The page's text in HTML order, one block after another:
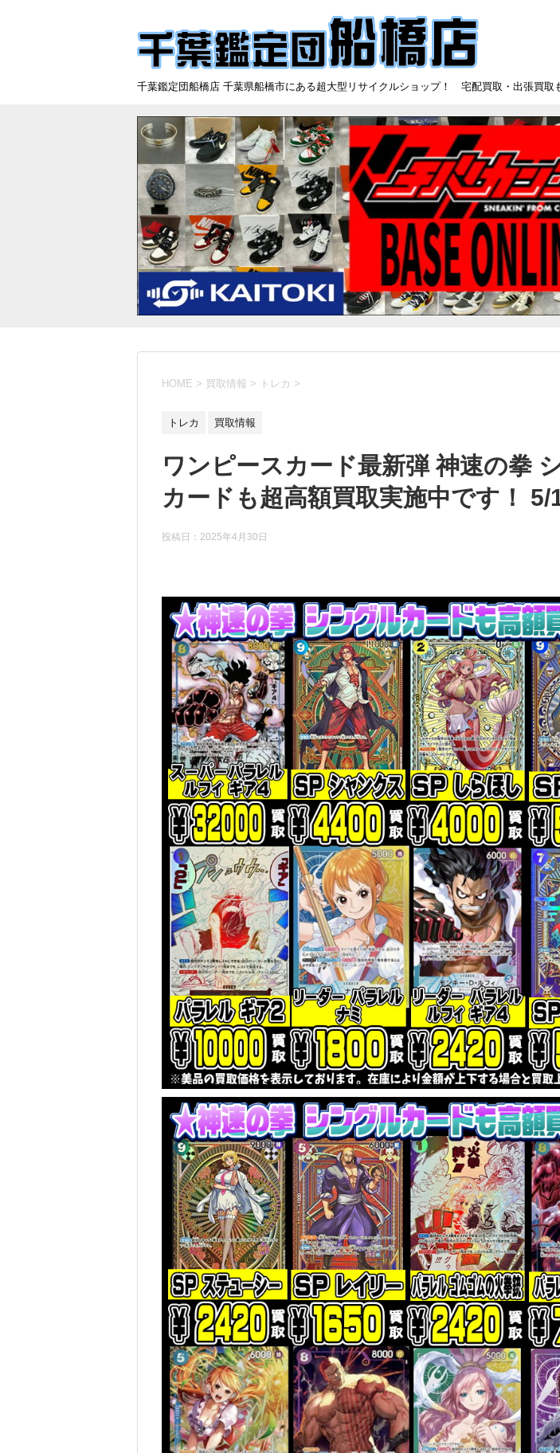
千葉鑑定団船橋店 千葉県船橋市にある超大型リサイクルショップ！ 宅配買取・出張買取
HOME > 買取情報 > トレカ >
トレカ 買取情報
ワンピースカード最新弾 神速の拳
カードも超高額買取実施中です！ 5/
投稿日： 2025年4月30日